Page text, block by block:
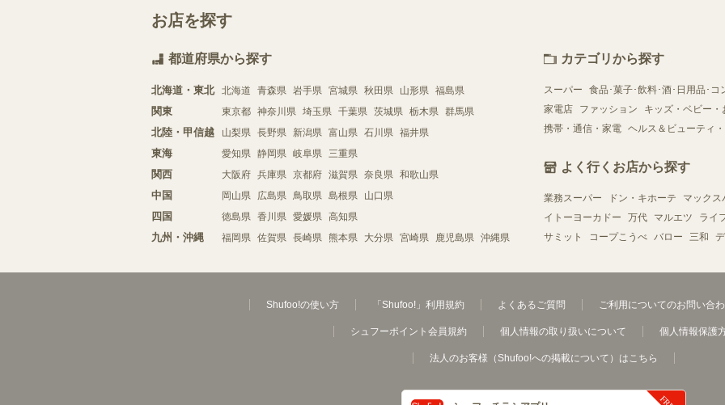
お店を探す
都道府県から探す
北海道・東北 北海道 青森県 岩手県 宮城県 秋田県 山形県 福島県
関東 東京都 神奈川県 埼玉県 千葉県 茨城県 栃木県 群馬県
北陸・甲信越 山梨県 長野県 新潟県 富山県 石川県 福井県
東海 愛知県 静岡県 岐阜県 三重県
関西 大阪府 兵庫県 京都府 滋賀県 奈良県 和歌山県
中国 岡山県 広島県 鳥取県 島根県 山口県
四国 徳島県 香川県 愛媛県 高知県
九州・沖縄 福岡県 佐賀県 長崎県 熊本県 大分県 宮崎県 鹿児島県 沖縄県
カテゴリから探す
スーパー 食品･菓子･飲料･酒･日用品･コ
家電店
ファッション キッズ・ベビー・
携帯・通信・家電 ヘルス＆ビューティ
よく行くお店から探す
業務スーパー ドン・キホーテ マックス
イトーヨーカドー
万代 マルエツ ライ
サミット
コープこうべ バロー 三和
Shufoo!の使い方 「Shufoo!」利用規約 よくあるご質問 ご利用についてのお問い合
シュフーポイント会員規約 個人情報の取り扱いについて 個人情報保護
法人のお客様（Shufoo!への掲載について）はこちら